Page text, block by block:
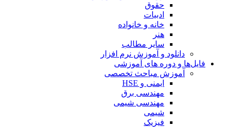
حقوق
ادبیات
خانه و خانواده
هنر
سایر مطالب
دانلود و آموزش نرم افزار
فایل‌ها و دوره های آموزشی
آموزش مباحث تخصصی
ایمنی و HSE
مهندسی برق
مهندسی شیمی
شیمی
فیزیک